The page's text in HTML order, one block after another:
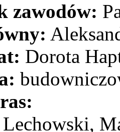
zawodów:
Dorota